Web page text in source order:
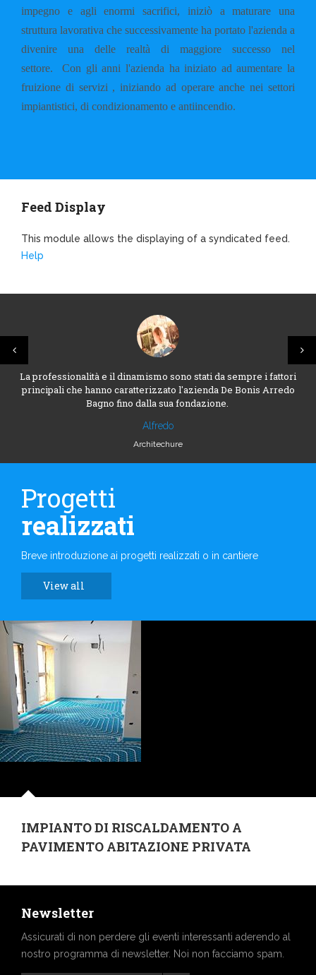
impegno e agli enormi sacrifici, iniziò a maturare una
struttura lavorativa che successivamente ha portato l'azienda a
divenire una delle realtà di maggiore successo nel
settore.Con gli anni l'azienda ha iniziato ad aumentare la
fruizione di servizi , iniziando ad operare anche nei settori
impiantistici, di condizionamento e antiincendio.
Feed Display
This module allows the displaying of a syndicated feed.
Help
La professionalità e il dinamismo sono stati da sempre i fattori
principali che hanno caratterizzato l'azienda De Bonis Arredo
Bagno fino dalla sua fondazione.
Alfredo
Architechure
Progetti
realizzati
Breve introduzione ai progetti realizzati o in cantiere
View all
IMPIANTO DI RISCALDAMENTO A
PAVIMENTO ABITAZIONE PRIVATA
Newsletter
Assicurati di non perdere gli eventi interessanti aderendo al
nostro programma di newsletter. Noi non facciamo spam.